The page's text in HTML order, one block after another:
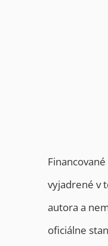
vyjadrené v
autora a
oficiálne